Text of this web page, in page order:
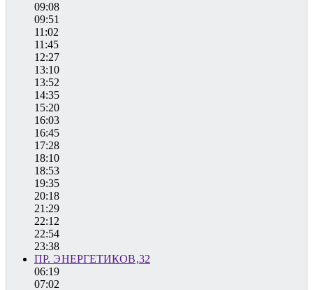
09:08
09:51
11:02
11:45
12:27
13:10
13:52
14:35
15:20
16:03
16:45
17:28
18:10
18:53
19:35
20:18
21:29
22:12
22:54
23:38
ПР. ЭНЕРГЕТИКОВ,32
06:19
07:02